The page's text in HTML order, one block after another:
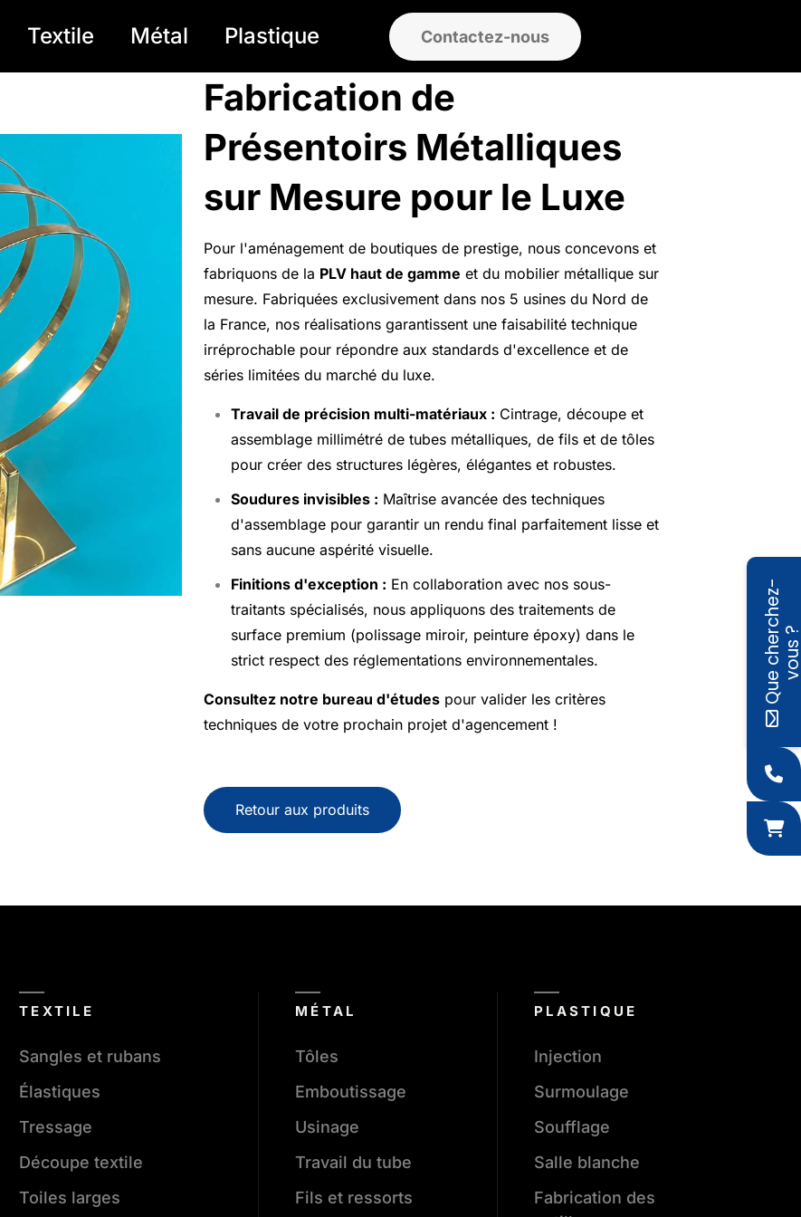
Textile Métal Plastique Contactez-nous
Fabrication de
Présentoirs Métalliques
sur Mesure pour le Luxe
Pour l'aménagement de boutiques de prestige, nous concevons et
fabriquons de la PLV haut de gamme et du mobilier métallique sur
mesure. Fabriquées exclusivement dans nos 5 usines du Nord de
la France, nos réalisations garantissent une faisabilité technique
irréprochable pour répondre aux standards d'excellence et de
séries limitées du marché du luxe.
Travail de précision multi-matériaux : Cintrage, découpe et
assemblage millimétré de tubes métalliques, de fils et de tôles
pour créer des structures légères, élégantes et robustes.
Soudures invisibles : Maîtrise avancée des techniques
d'assemblage pour garantir un rendu final parfaitement lisse et
sans aucune aspérité visuelle.
Finitions d'exception : En collaboration avec nos sous-
traitants spécialisés, nous appliquons des traitements de
surface premium (polissage miroir, peinture époxy) dans le
strict respect des réglementations environnementales.
Consultez notre bureau d'études pour valider les critères
techniques de votre prochain projet d'agencement !
Retour aux produits
TEXTILE
Sangles et rubans
Élastiques
Tressage
Découpe textile
Toiles larges
MÉTAL
Tôles
Emboutissage
Usinage
Travail du tube
Fils et ressorts
PLASTIQUE
Injection
Surmoulage
Soufflage
Salle blanche
Fabrication des
Q
u
e
c
h
e
r
c
h
e
z
-
v
o
u
s